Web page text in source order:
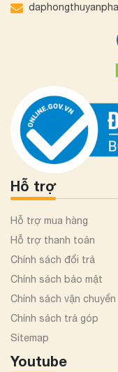
Hỗ trợ
Hỗ trợ mua hàng
Hỗ trợ thanh toán
Chính sách đổi trả
Chính sách bảo mật
Chính sách vận chuyển
Chính sách trả góp
Sitemap
Youtube